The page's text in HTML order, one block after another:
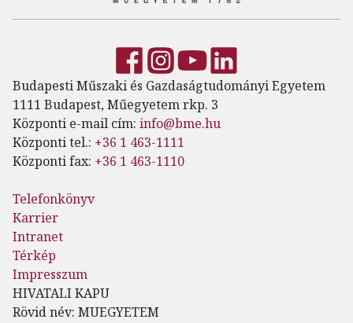
Budapesti Műszaki és Gazdaságtudományi Egyetem
1111 Budapest, Műegyetem rkp. 3
Központi e-mail cím: info@bme.hu
Központi tel.: +36 1 463-1111
Központi fax: +36 1 463-1110
Telefonkönyv
Karrier
Intranet
Térkép
Impresszum
HIVATALI KAPU
Rövid név: MUEGYETEM